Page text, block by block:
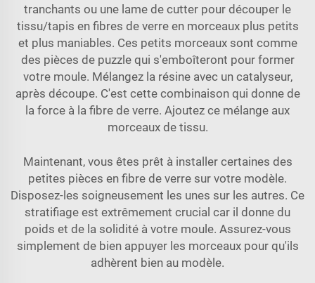
tranchants ou une lame de cutter pour découper le
tissu/tapis en fibres de verre en morceaux plus petits
et plus maniables. Ces petits morceaux sont comme
des pièces de puzzle qui s'emboîteront pour former
votre moule. Mélangez la résine avec un catalyseur,
après découpe. C'est cette combinaison qui donne de
la force à la fibre de verre. Ajoutez ce mélange aux
morceaux de tissu.
Maintenant, vous êtes prêt à installer certaines des
petites pièces en fibre de verre sur votre modèle.
Disposez-les soigneusement les unes sur les autres. Ce
stratifiage est extrêmement crucial car il donne du
poids et de la solidité à votre moule. Assurez-vous
simplement de bien appuyer les morceaux pour qu'ils
adhèrent bien au modèle.